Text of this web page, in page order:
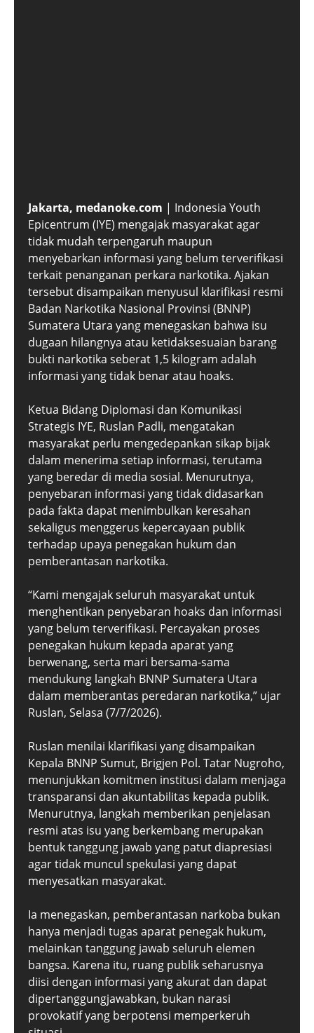
Jakarta, medanoke.com | Indonesia Youth
Epicentrum (IYE) mengajak masyarakat agar
tidak mudah terpengaruh maupun
menyebarkan informasi yang belum terverifikasi
terkait penanganan perkara narkotika. Ajakan
tersebut disampaikan menyusul klarifikasi resmi
Badan Narkotika Nasional Provinsi (BNNP)
Sumatera Utara yang menegaskan bahwa isu
dugaan hilangnya atau ketidaksesuaian barang
bukti narkotika seberat 1,5 kilogram adalah
informasi yang tidak benar atau hoaks.
Ketua Bidang Diplomasi dan Komunikasi
Strategis IYE, Ruslan Padli, mengatakan
masyarakat perlu mengedepankan sikap bijak
dalam menerima setiap informasi, terutama
yang beredar di media sosial. Menurutnya,
penyebaran informasi yang tidak didasarkan
pada fakta dapat menimbulkan keresahan
sekaligus menggerus kepercayaan publik
terhadap upaya penegakan hukum dan
pemberantasan narkotika.
“Kami mengajak seluruh masyarakat untuk
menghentikan penyebaran hoaks dan informasi
yang belum terverifikasi. Percayakan proses
penegakan hukum kepada aparat yang
berwenang, serta mari bersama-sama
mendukung langkah BNNP Sumatera Utara
dalam memberantas peredaran narkotika,” ujar
Ruslan, Selasa (7/7/2026).
Ruslan menilai klarifikasi yang disampaikan
Kepala BNNP Sumut, Brigjen Pol. Tatar Nugroho,
menunjukkan komitmen institusi dalam menjaga
transparansi dan akuntabilitas kepada publik.
Menurutnya, langkah memberikan penjelasan
resmi atas isu yang berkembang merupakan
bentuk tanggung jawab yang patut diapresiasi
agar tidak muncul spekulasi yang dapat
menyesatkan masyarakat.
Ia menegaskan, pemberantasan narkoba bukan
hanya menjadi tugas aparat penegak hukum,
melainkan tanggung jawab seluruh elemen
bangsa. Karena itu, ruang publik seharusnya
diisi dengan informasi yang akurat dan dapat
dipertanggungjawabkan, bukan narasi
provokatif yang berpotensi memperkeruh